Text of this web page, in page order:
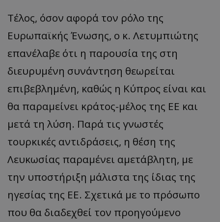
​Τέλος, όσον αφορά τον ρόλο της
Ευρωπαϊκής Ένωσης, ο κ. Λετυμπιώτης
επανέλαβε ότι η παρουσία της στη
διευρυμένη συνάντηση θεωρείται
επιβεβλημένη, καθώς η Κύπρος είναι και
θα παραμείνει κράτος-μέλος της ΕΕ και
μετά τη λύση. Παρά τις γνωστές
τουρκικές αντιδράσεις, η θέση της
Λευκωσίας παραμένει αμετάβλητη, με
την υποστήριξη μάλιστα της ίδιας της
ηγεσίας της ΕΕ. Σχετικά με το πρόσωπο
που θα διαδεχθεί τον προηγούμενο